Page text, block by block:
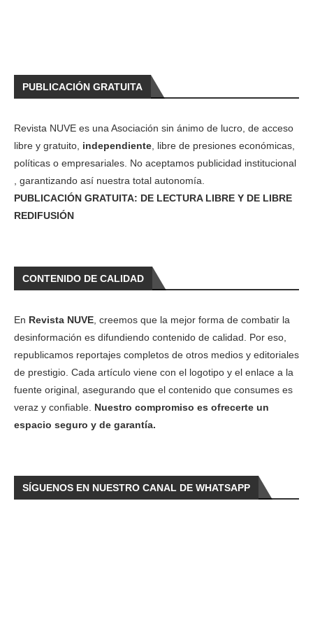
PUBLICACIÓN GRATUITA
Revista NUVE es una Asociación sin ánimo de lucro, de acceso
libre y gratuito, independiente , libre de presiones económicas,
políticas o empresariales. No aceptamos publicidad institucional
, garantizando así nuestra total autonomía.
PUBLICACIÓN GRATUITA: DE LECTURA LIBRE Y DE LIBRE
REDIFUSIÓN
CONTENIDO DE CALIDAD
En Revista NUVE , creemos que la mejor forma de combatir la
desinformación es difundiendo contenido de calidad. Por eso,
republicamos reportajes completos de otros medios y editoriales
de prestigio. Cada artículo viene con el logotipo y el enlace a la
fuente original, asegurando que el contenido que consumes es
veraz y confiable. Nuestro compromiso es ofrecerte un
espacio seguro y de garantía.
SÍGUENOS EN NUESTRO CANAL DE WHATSAPP